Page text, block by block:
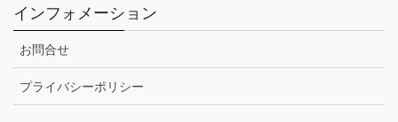
インフォメーション
お問合せ
プライバシーポリシー